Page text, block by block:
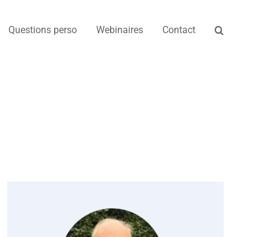
Questions perso Webinaires Contact